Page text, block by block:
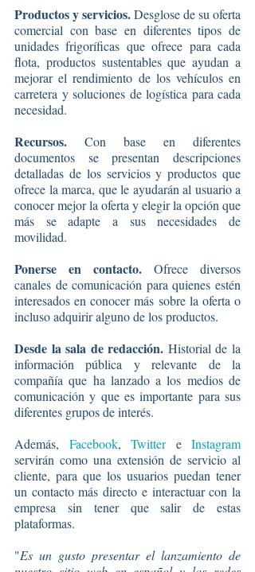
Productos y servicios. Desglose de su oferta
comercial con base en diferentes tipos de
unidades frigoríficas que ofrece para cada
flota, productos sustentables que ayudan a
mejorar el rendimiento de los vehículos en
carretera y soluciones de logística para cada
necesidad.
Recursos. Con base en diferentes
documentos se presentan descripciones
detalladas de los servicios y productos que
ofrece la marca, que le ayudarán al usuario a
conocer mejor la oferta y elegir la opción que
más se adapte a sus necesidades de
movilidad.
Ponerse en contacto. Ofrece diversos
canales de comunicación para quienes estén
interesados en conocer más sobre la oferta o
incluso adquirir alguno de los productos.
Desde la sala de redacción. Historial de la
información pública y relevante de la
compañía que ha lanzado a los medios de
comunicación y que es importante para sus
diferentes grupos de interés.
Además, Facebook, Twitter e Instagram
servirán como una extensión de servicio al
cliente, para que los usuarios puedan tener
un contacto más directo e interactuar con la
empresa sin tener que salir de estas
plataformas.
"Es un gusto presentar el lanzamiento de